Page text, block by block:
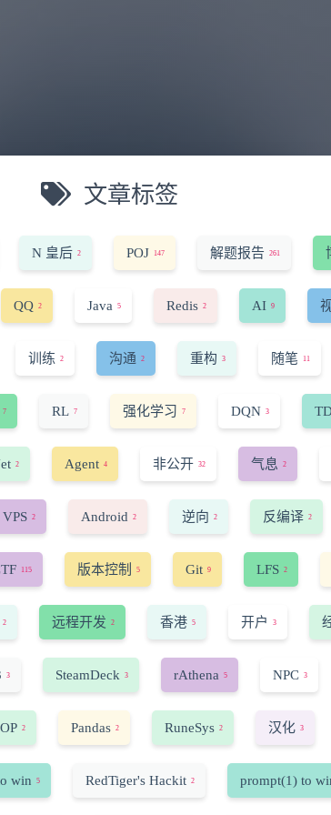
文章标签
N 皇后 2 POJ 147 解题报告 261
QQ 2 Java 5 Redis 2 AI 9
训练 2 沟通 2 重构 3 随笔 11
7 RL 7 强化学习 7 DQN 3
2 Agent 4 非公开 32 气息 2
VPS 2 Android 2 逆向 2 反编译 2
115 版本控制 5 Git 9 LFS 2
2 远程开发 2 香港 5 开户 3
3 SteamDeck 3 rAthena 5 NPC 3
2 Pandas 2 RuneSys 2 汉化 3
win 5 RedTiger's Hackit 2 prompt(1) to